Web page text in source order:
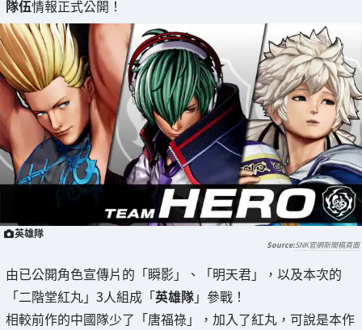
隊伍情報正式公開！
英雄隊
SNK官網新聞稿頁面
由已公開角色宣傳片的「瞬影」、「明天君」，以及本次的
「二階堂紅丸」3人組成「英雄隊」參戰！
相較前作的中國隊少了「唐福祿」，加入了紅丸，可說是本作